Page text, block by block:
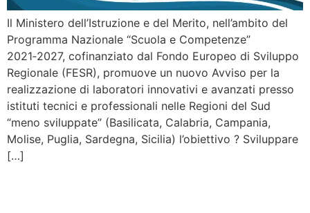
Il Ministero dell’Istruzione e del Merito, nell’ambito del
Programma Nazionale “Scuola e Competenze”
2021‑2027, cofinanziato dal Fondo Europeo di Sviluppo
Regionale (FESR), promuove un nuovo Avviso per la
realizzazione di laboratori innovativi e avanzati presso
istituti tecnici e professionali nelle Regioni del Sud
“meno sviluppate” (Basilicata, Calabria, Campania,
Molise, Puglia, Sardegna, Sicilia) l’obiettivo ? Sviluppare
[…]